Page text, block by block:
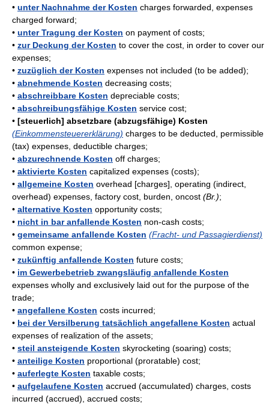
• unter Nachnahme der Kosten charges forwarded, expenses
charged forward;
• unter Tragung der Kosten on payment of costs;
• zur Deckung der Kosten to cover the cost, in order to cover our
expenses;
• zuzüglich der Kosten expenses not included (to be added);
• abnehmende Kosten decreasing costs;
• abschreibbare Kosten depreciable costs;
• abschreibungsfähige Kosten service cost;
• [steuerlich] absetzbare (abzugsfähige) Kosten
(Einkommensteuererklärung) charges to be deducted, permissible
(tax) expenses, deductible charges;
• abzurechnende Kosten off charges;
• aktivierte Kosten capitalized expenses (costs);
• allgemeine Kosten overhead [charges], operating (indirect,
overhead) expenses, factory cost, burden, oncost (Br.);
• alternative Kosten opportunity costs;
• nicht in bar anfallende Kosten non-cash costs;
• gemeinsame anfallende Kosten (Fracht- und Passagierdienst)
common expense;
• zukünftig anfallende Kosten future costs;
• im Gewerbebetrieb zwangsläufig anfallende Kosten
expenses wholly and exclusively laid out for the purpose of the
trade;
• angefallene Kosten costs incurred;
• bei der Versilberung tatsächlich angefallene Kosten actual
expenses of realization of the assets;
• steil ansteigende Kosten skyrocketing (soaring) costs;
• anteilige Kosten proportional (proratable) cost;
• auferlegte Kosten taxable costs;
• aufgelaufene Kosten accrued (accumulated) charges, costs
incurred (accrued), accrued costs;